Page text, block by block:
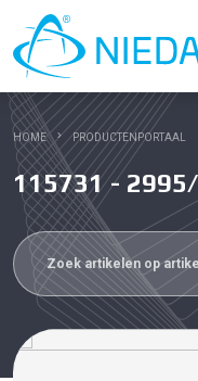
HOME PRODUCTENPORTAAL
115731 -